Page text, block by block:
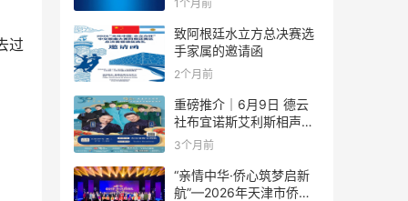
过
1个月前
致阿根廷水立方总决赛选
手家属的邀请函
2个月前
重磅推介｜6月9日 德云
社布宜诺斯艾利斯相声专
场！国风曲艺邂逅南美风
结！
3个月前
“亲情中华·侨心筑梦启新
航”—2026年天津市侨界